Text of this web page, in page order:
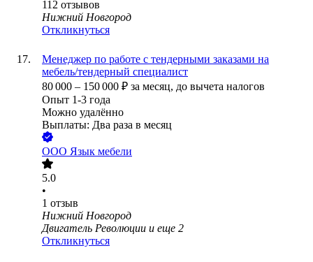
112 отзывов
Нижний Новгород
Откликнуться
Менеджер по работе с тендерными заказами на
мебель/тендерный специалист
80 000 – 150 000 ₽ за месяц, до вычета налогов
Опыт 1-3 года
Можно удалённо
Выплаты: Два раза в месяц
ООО Язык мебели
5.0
•
1 отзыв
Нижний Новгород
Двигатель Революции и еще 2
Откликнуться